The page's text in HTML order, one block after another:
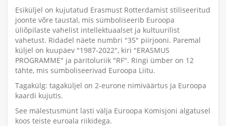
Esiküljel on kujutatud Erasmust Rotterdamist stiliseeritud
joonte võre taustal, mis sümboliseerib Euroopa
üliõpilaste vahelist intellektuaalset ja kultuurilist
vahetust. Ridadel näete numbri "35" piirjooni. Paremal
küljel on kuupäev "1987-2022", kiri "ERASMUS
PROGRAMME" ja päritoluriik "RF". Ringi ümber on 12
tähte, mis sümboliseerivad Euroopa Liitu.
Tagakülg: tagaküljel on 2-eurone nimiväärtus ja Euroopa
kaardi kujutis.
See mälestusmünt lasti välja Euroopa Komisjoni algatusel
koos teiste euroala riikidega.